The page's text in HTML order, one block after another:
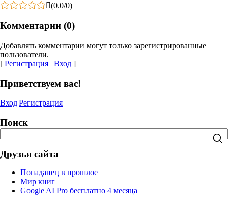
(0.0/0)
Комментарии (0)
Добавлять комментарии могут только зарегистрированные
пользователи.
[ Регистрация | Вход ]
Приветствуем вас!
Вход|Регистрация
Поиск
Друзья сайта
Попаданец в прошлое
Мир книг
Google AI Pro бесплатно 4 месяца